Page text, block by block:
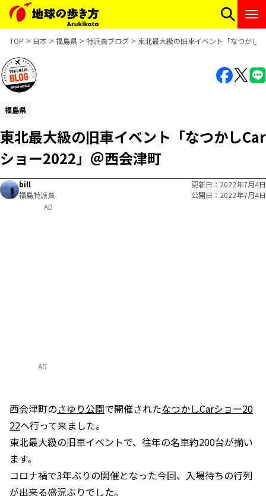
TOP 日本 福島県 特派員ブログ 東北最大級の旧車イベント「なつかし
福島県
東北最大級の旧車イベント「なつかしCar
ショー2022」＠西会津町
bill
福島特派員
更新日
2022年7月4日
公開日
2022年7月4日
AD
西会津町のさゆり公園で開催されたなつかしCarショー20
22へ行って来ました。
東北最大級の旧車イベントで、往年の名車約200台が揃い
ます。
コロナ禍で3年ぶりの開催となった今回、入場待ちの行列
が出来る盛況ぶりでした。
AD